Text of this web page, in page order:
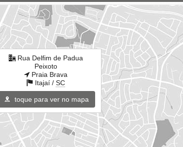
Rua Delfim de Padua
Peixoto
Praia Brava
Itajaí / SC
toque para ver no mapa